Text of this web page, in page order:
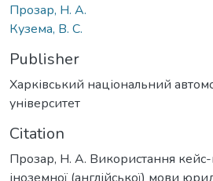
Прозар, Н. А.
Кузема, В. С.
Publisher
Харківський національний
університет
Citation
Прозар, Н. А. Використання